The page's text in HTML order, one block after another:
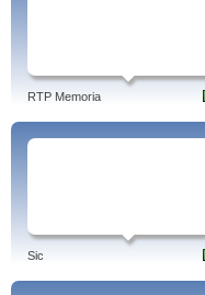
RTP Memoria
Sic